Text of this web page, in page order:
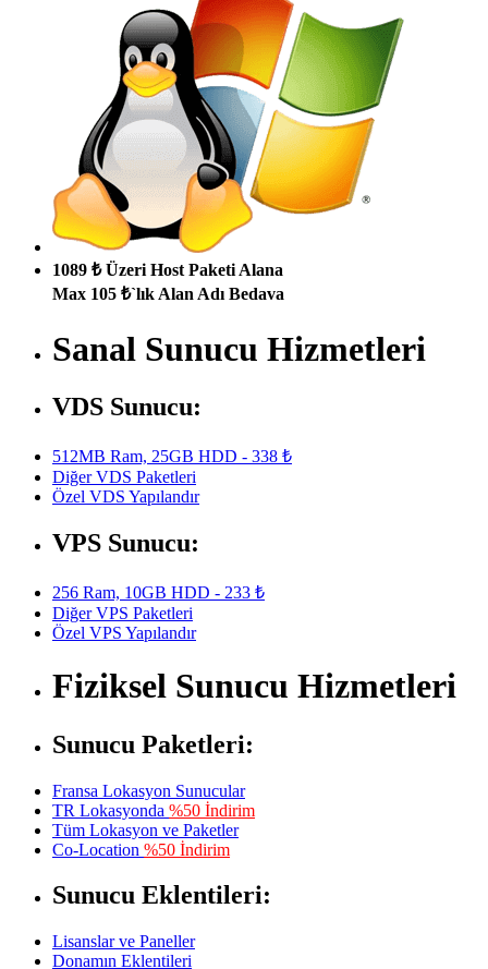
1089 ₺ Üzeri Host Paketi Alana
Max 105 ₺`lık Alan Adı Bedava
Sanal Sunucu Hizmetleri
VDS Sunucu:
512MB Ram, 25GB HDD - 338 ₺
Diğer VDS Paketleri
Özel VDS Yapılandır
VPS Sunucu:
256 Ram, 10GB HDD - 233 ₺
Diğer VPS Paketleri
Özel VPS Yapılandır
Fiziksel Sunucu Hizmetleri
Sunucu Paketleri:
Fransa Lokasyon Sunucular
TR Lokasyonda %50 İndirim
Tüm Lokasyon ve Paketler
Co-Location %50 İndirim
Sunucu Eklentileri:
Lisanslar ve Paneller
Donamın Eklentileri